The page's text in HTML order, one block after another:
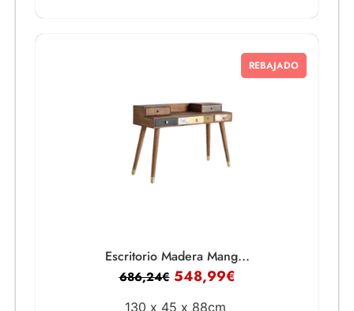
REBAJADO
Escritorio Madera Mang...
686,24€ 548,99€
130 x 45 x 88cm